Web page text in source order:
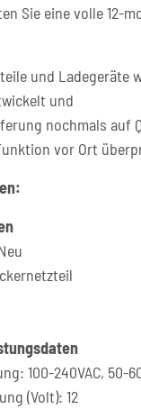
Sie eine volle 12-
und Ladegeräte
und
nochmals auf
vor Ort
100-240VAC, 50-
(Volt): 12